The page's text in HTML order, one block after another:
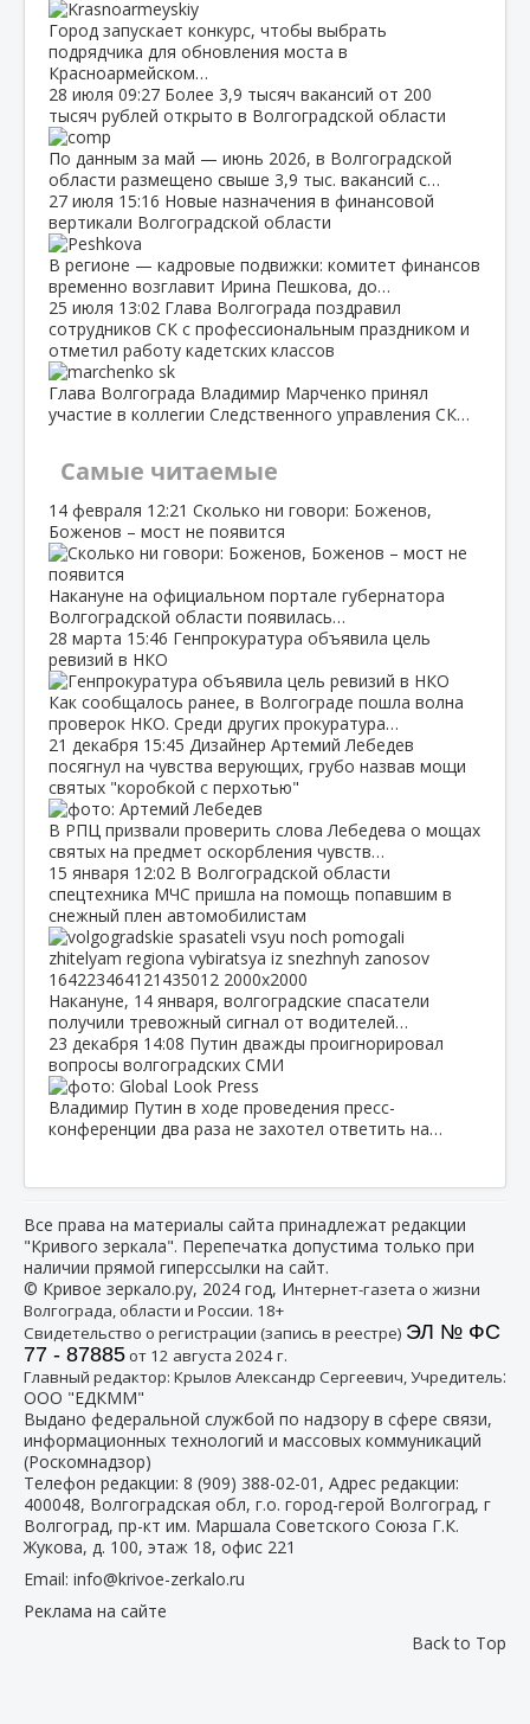
Город запускает конкурс, чтобы выбрать
подрядчика для обновления моста в
Красноармейском…
28 июля 09:27 Более 3,9 тысяч вакансий от 200
тысяч рублей открыто в Волгоградской области
По данным за май — июнь 2026, в Волгоградской
области размещено свыше 3,9 тыс. вакансий с…
27 июля 15:16 Новые назначения в финансовой
вертикали Волгоградской области
В регионе — кадровые подвижки: комитет финансов
временно возглавит Ирина Пешкова, до…
25 июля 13:02 Глава Волгограда поздравил
сотрудников СК с профессиональным праздником и
отметил работу кадетских классов
Глава Волгограда Владимир Марченко принял
участие в коллегии Следственного управления СК…
Самые читаемые
14 февраля 12:21 Сколько ни говори: Боженов,
Боженов – мост не появится
Накануне на официальном портале губернатора
Волгоградской области появилась…
28 марта 15:46 Генпрокуратура объявила цель
ревизий в НКО
Как сообщалось ранее, в Волгограде пошла волна
проверок НКО. Среди других прокуратура…
21 декабря 15:45 Дизайнер Артемий Лебедев
посягнул на чувства верующих, грубо назвав мощи
святых "коробкой с перхотью"
В РПЦ призвали проверить слова Лебедева о мощах
святых на предмет оскорбления чувств…
15 января 12:02 В Волгоградской области
спецтехника МЧС пришла на помощь попавшим в
снежный плен автомобилистам
Накануне, 14 января, волгоградские спасатели
получили тревожный сигнал от водителей…
23 декабря 14:08 Путин дважды проигнорировал
вопросы волгоградских СМИ
Владимир Путин в ходе проведения пресс-
конференции два раза не захотел ответить на…
Все права на материалы сайта принадлежат редакции
"Кривого зеркала". Перепечатка допустима только при
наличии прямой гиперссылки на сайт.
© Кривое зеркало.ру, 2024 год, Интернет-газета о жизни
Волгограда, области и России. 18+
Свидетельство о регистрации (запись в реестре) ЭЛ № ФС
77 - 87885от 12 августа 2024 г.
Главный редактор: Крылов Александр Сергеевич, Учредитель:
ООО "ЕДКММ"
Выдано федеральной службой по надзору в сфере связи,
информационных технологий и массовых коммуникаций
(Роскомнадзор)
Телефон редакции: 8 (909) 388-02-01 , Адрес редакции:
400048, Волгоградская обл, г.о. город-герой Волгоград, г
Волгоград, пр-кт им. Маршала Советского Союза Г.К.
Жукова, д. 100, этаж 18, офис 221
Email: info@krivoe-zerkalo.ru
Реклама на сайте
Back to Top